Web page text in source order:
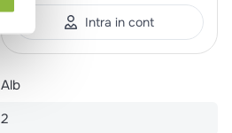
Intra in cont
Alb
2